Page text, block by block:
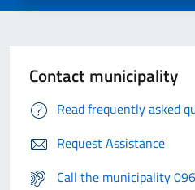
Contact municipality
Read frequently asked
Request Assistance
Call the municipality